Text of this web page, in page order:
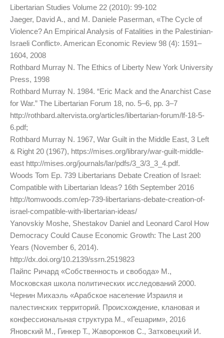
Libertarian Studies Volume 22 (2010): 99-102
Jaeger, David A., and M. Daniele Paserman, «The Cycle of
Violence? An Empirical Analysis of Fatalities in the Palestinian-
Israeli Conflict». American Economic Review 98 (4): 1591–
1604, 2008
Rothbard Murray N. The Ethics of Liberty New York University
Press, 1998
Rothbard Murray N. 1984. “Eric Mack and the Anarchist Case
for War.” The Libertarian Forum 18, no. 5–6, pp. 3–7
http://rothbard.altervista.org/articles/libertarian-forum/lf-18-5-
6.pdf;
Rothbard Murray N. 1967, War Guilt in the Middle East, 3 Left
& Right 20 (1967), https://mises.org/library/war-guilt-middle-
east http://mises.org/journals/lar/pdfs/3_3/3_3_4.pdf.
Woods Tom Ep. 739 Libertarians Debate Creation of Israel:
Compatible with Libertarian Ideas? 16th September 2016
http://tomwoods.com/ep-739-libertarians-debate-creation-of-
israel-compatible-with-libertarian-ideas/
Yanovskiy Moshe, Shestakov Daniel and Leonard Carol How
Democracy Could Cause Economic Growth: The Last 200
Years (November 6, 2014).
http://dx.doi.org/10.2139/ssrn.2519823
Пайпс Ричард «Собственность и свобода» М.,
Московская школа политических исследований 2000.
Чернин Михаэль «Арабское население Израиля и
палестинских территорий. Происхождение, клановая и
конфессиональная структура М., «Гешарим», 2016
Яновский М., Гинкер Т., Жаворонков С., Затковецкий И.